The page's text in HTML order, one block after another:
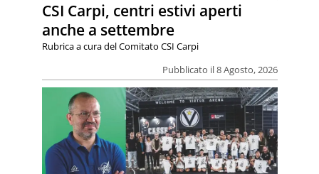
CSI Carpi, centri estivi aperti
anche a settembre
Pubblicato il 8 Agosto, 2026
Rubrica a cura del Comitato CSI Carpi